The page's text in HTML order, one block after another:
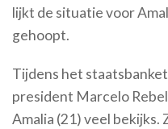
lijkt de situatie voor
gehoopt.
Tijdens het
president Marcelo
Amalia (21) veel bekijks.